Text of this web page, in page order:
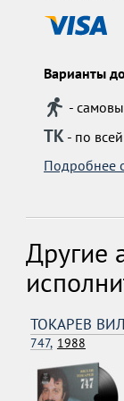
Варианты
-
ТК- по
Подробнее
Другие
ТОКАРЕВ
747, 1988